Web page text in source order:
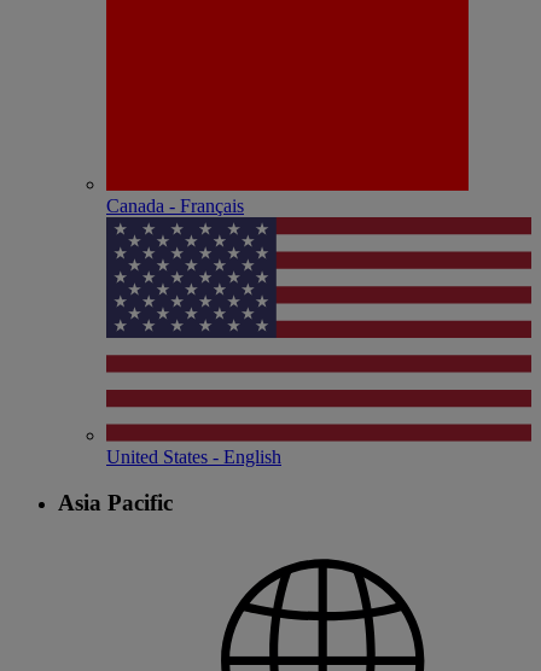
Canada - Français
United States - English
Asia Pacific